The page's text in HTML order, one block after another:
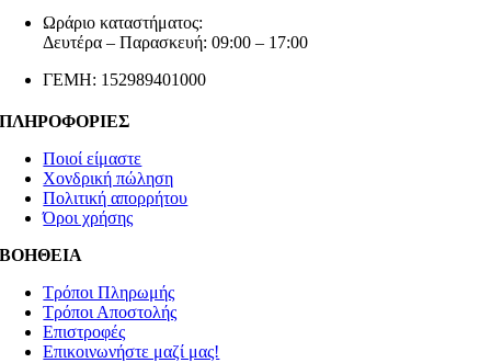
Ωράριο καταστήματος:
Δευτέρα – Παρασκευή: 09:00 – 17:00
ΓΕΜΗ: 152989401000
ΠΛΗΡΟΦΟΡΙΕΣ
Ποιοί είμαστε
Χονδρική πώληση
Πολιτική απορρήτου
Όροι χρήσης
ΒΟΗΘΕΙΑ
Τρόποι Πληρωμής
Τρόποι Αποστολής
Επιστροφές
Επικοινωνήστε μαζί μας!